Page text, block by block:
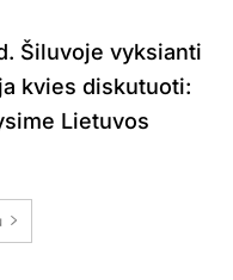
Šiluvoje vyksianti
kvies diskutuoti:
Lietuvos